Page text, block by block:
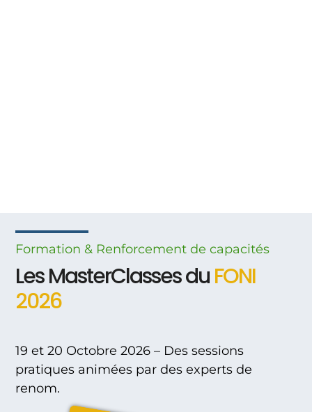
Formation & Renforcementde capacités
Les MasterClasses duFONI
2026
19 et 20 Octobre 2026 – Des sessions
pratiques animées par des experts de
renom.